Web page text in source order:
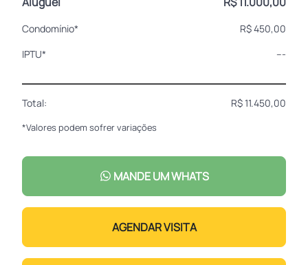
Condomínio*
R$ 450,00
IPTU*
---
Total: R$ 11.450,00
*Valores podem sofrer variações
MANDE UM WHATS
AGENDAR VISITA